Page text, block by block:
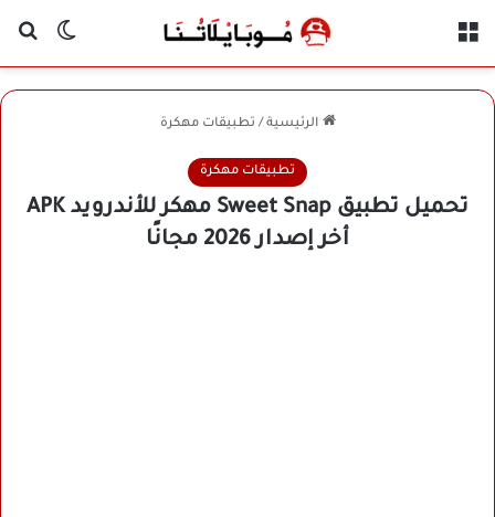
الوضع
الرئيسية / تطبيقات مهكرة
تطبيقات مهكرة
تحميل تطبيق Sweet Snap مهكر للأندرويد APK
أخر إصدار 2026 مجانًا